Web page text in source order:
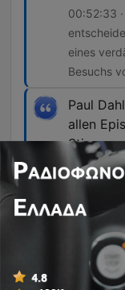
00:52:33
eines
Besuchs
Paul
allen
Stimme.
01:00:09
der
Genau,
von